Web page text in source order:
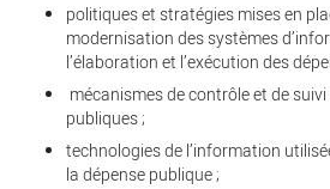
politiques et stratégies mises en
modernisation des systèmes
l’élaboration et l’exécution des
mécanismes de contrôle et de
publiques ;
technologies de l’information
la dépense publique ;